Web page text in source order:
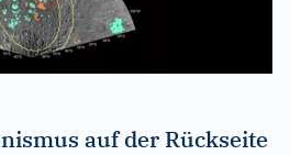
auf der Rückseite